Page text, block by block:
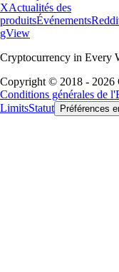
XActualités des
produitsÉvénements
gView
Cryptocurrency in Every
Copyright © 2018 - 2026
Conditions générales de
LimitsStatut Préférences